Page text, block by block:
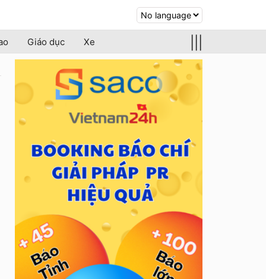
Giáo dục Xe